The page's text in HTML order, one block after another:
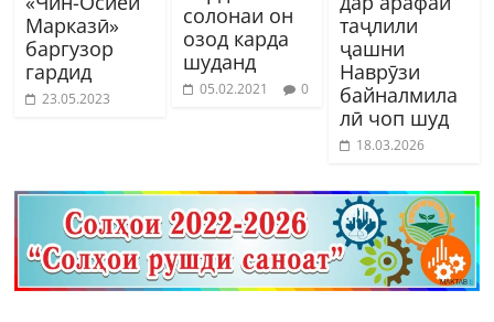
Марказӣ»
баргузор
гардид
23.05.2023
солонаи он
озод карда
шуданд
05.02.2021 0
таҷлили
ҷашни
Наврӯзи
байналмила
лӣ чоп шуд
18.03.2026